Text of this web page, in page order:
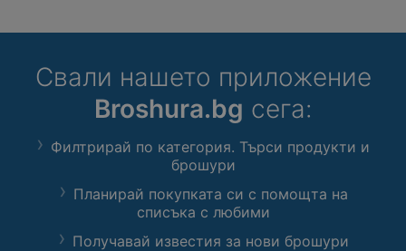
Свали нашето приложение
Broshura.bg сега:
Филтрирай по категория. Търси продукти и
брошури
Планирай покупката си с помощта на
списъка с любими
Получавай известия за нови брошури